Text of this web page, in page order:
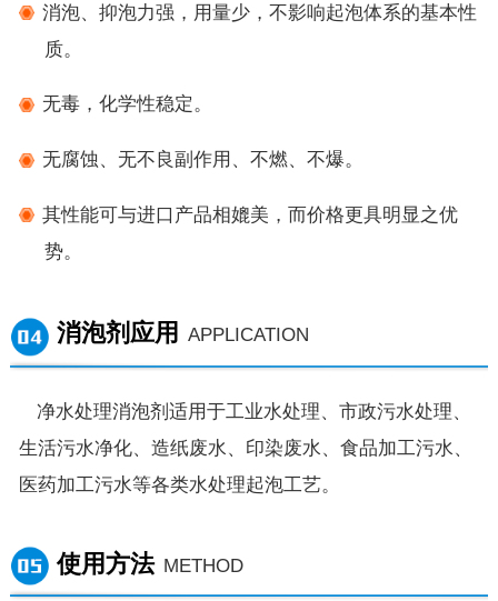
消泡、抑泡力强，用量少，不影响起泡体系的基本性
质。
无毒，化学性稳定。
无腐蚀、无不良副作用、不燃、不爆。
其性能可与进口产品相媲美 ，而价格更具明显之优
势。
消泡剂应用 APPLICATION
净水处理消泡剂适用于工业水处理、市政污水处理、
生活污水净化、造纸废水、印染废水、食品加工污水、
医药加工污水等各类水处理起泡工艺。
使用方法 METHOD